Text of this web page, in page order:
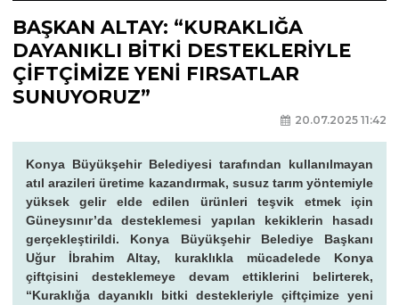
BAŞKAN ALTAY: “KURAKLIĞA
DAYANIKLI BİTKİ DESTEKLERİYLE
ÇİFTÇİMİZE YENİ FIRSATLAR
SUNUYORUZ”
20.07.2025 11:42
Konya Büyükşehir Belediyesi tarafından kullanılmayan
atıl arazileri üretime kazandırmak, susuz tarım yöntemiyle
yüksek gelir elde edilen ürünleri teşvik etmek için
Güneysınır’da desteklemesi yapılan kekiklerin hasadı
gerçekleştirildi. Konya Büyükşehir Belediye Başkanı
Uğur İbrahim Altay, kuraklıkla mücadelede Konya
çiftçisini desteklemeye devam ettiklerini belirterek,
“Kuraklığa dayanıklı bitki destekleriyle çiftçimize yeni